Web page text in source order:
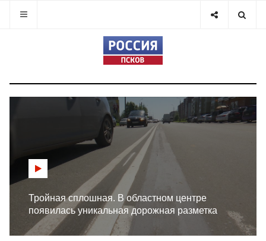
Тройная сплошная. В областном центре
появилась уникальная дорожная разметка